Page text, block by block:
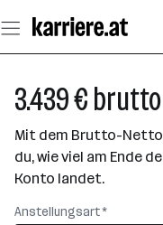
Seiteninhalt
springen
3.439 €
Mit dem Brutto-
du, wie viel am Ende
Konto landet.
Anstellungsart *